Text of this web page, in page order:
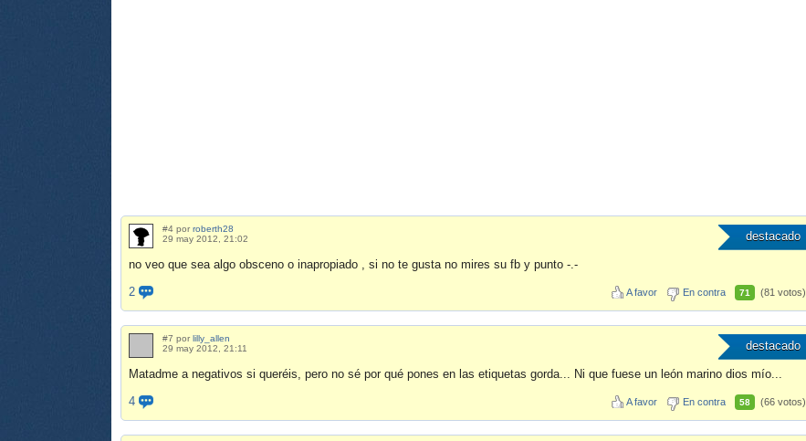
destacado
#4 por roberth28
29 may 2012, 21:02
no veo que sea algo obsceno o inapropiado , si no te gusta no mires su fb y punto -.-
2
A favor En contra 71 (81 votos)
destacado
#7 por lilly_allen
29 may 2012, 21:11
Matadme a negativos si queréis, pero no sé por qué pones en las etiquetas gorda... Ni que fuese un león marino dios mío...
4
A favor En contra 58 (66 votos)